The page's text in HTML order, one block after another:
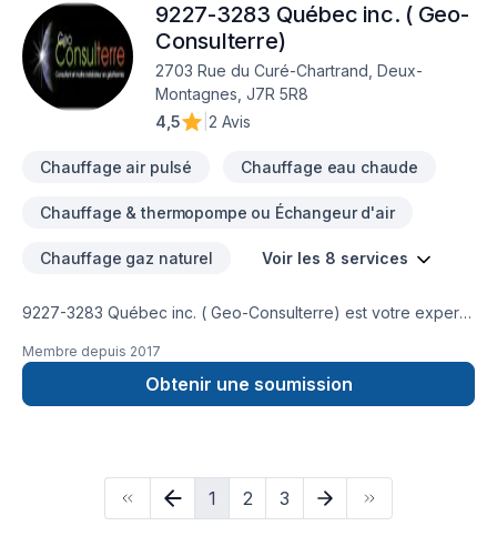
offrir un service d'exception, centré sur vos besoins et vos
aspirations.
9227-3283 Québec inc. ( Geo-
Consulterre)
2703 Rue du Curé-Chartrand, Deux-
Montagnes, J7R 5R8
4,5
2 Avis
Chauffage air pulsé Chauffage eau chaude
Chauffage & thermopompe ou Échangeur d'air
Chauffage gaz naturel Voir les 8 services
9227-3283 Québec inc. ( Geo-Consulterre) est votre expert
Ventilation dans les secteurs de
Lanaudière,Laurentides,Laval,Montréal,Outaouais, combinant
expérience, innovation et rigueur. Notre équipe
Transformons ensemble vos idées en réalité. Contactez-nous
dès maintenant. Notre engagement est simple : offrir un
service d'exception, centré sur vos besoins et vos
Membre depuis 2017
Obtenir une soumission
1 2 3